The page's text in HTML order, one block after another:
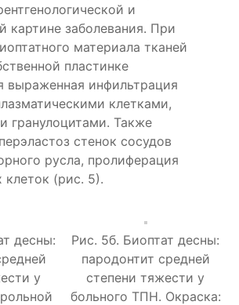
и
картине заболевания. При
материала тканей
пластинке
выраженная инфильтрация
клетками,
гранулоцитами. Также
стенок сосудов
русла, пролиферация
клеток (рис. 5).
десны:
у
Рис. 5б. Биоптат десны:
пародонтит средней
степени тяжести у
больного ТПН. Окраска: